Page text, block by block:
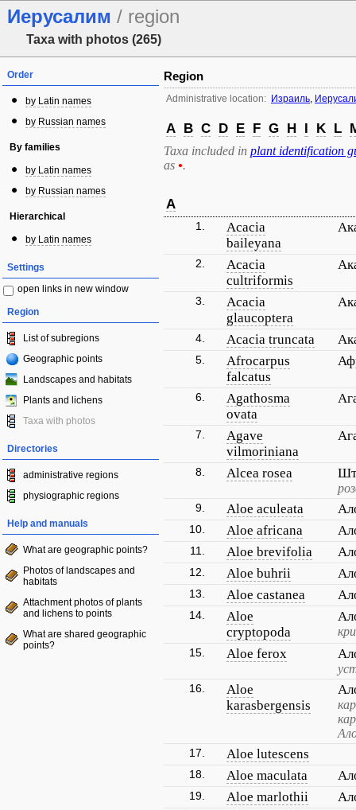
Иерусалим / region
Taxa with photos (265)
Order
by Latin names
by Russian names
By families
by Latin names
by Russian names
Hierarchical
by Latin names
Settings
open links in new window
Region
List of subregions
Geographic points
Landscapes and habitats
Plants and lichens
Taxa with photos
Directories
administrative regions
physiographic regions
Help and manuals
What are geographic points?
Photos of landscapes and
habitats
Attachment photos of plants
and lichens to points
What are shared geographic
points?
Region
Administrative location: Израиль,
A B C D E F G H I K L
Taxa included in plant identification
as •.
A
1.
Acacia
baileyana
2.
Acacia
cultriformis
3.
Acacia
glaucoptera
4. Acacia truncata
5.
Afrocarpus
falcatus
6.
Agathosma
ovata
7.
Agave
vilmoriniana
8. Alcea rosea
9. Aloe aculeata
10. Aloe africana
11. Aloe brevifolia
12. Aloe buhrii
13. Aloe castanea
14.
Aloe
cryptopoda
15. Aloe ferox
16.
Aloe
karasbergensis
17. Aloe lutescens
18. Aloe maculata
19. Aloe marlothii